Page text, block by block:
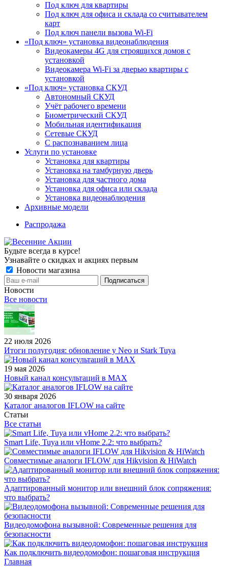
Под ключ для квартиры
Под ключ для офиса и склада со считывателем
карт
Под ключ панели вызова Wi-Fi
«Под ключ» установка видеонаблюдения
Видеокамеры 4G для строящихся домов с
установкой
Видеокамера Wi-Fi за дверью квартиры с
установкой
«Под ключ» установка СКУД
Автономный СКУД
Учёт рабочего времени
Биометрический СКУД
Мобильная идентификация
Сетевые СКУД
С распознаванием лица
Услуги по установке
Установка для квартиры
Установка на тамбурную дверь
Установка для частного дома
Установка для офиса или склада
Установка видеонаблюдения
Архивные модели
Распродажа
Будьте всегда в курсе!
Узнавайте о скидках и акциях первым
Новости магазина
Новости
Все новости
22 июля 2026
Итоги полугодия: обновление у Neo и Stark Tuya
19 мая 2026
Новый канал консультаций в MAX
30 января 2026
Каталог аналогов IFLOW на сайте
Статьи
Все статьи
Smart Life, Tuya или vHome 2.2: что выбрать?
Совместимые аналоги IFLOW для Hikvision & HiWatch
Адаптированный монитор или внешний блок сопряжения:
что выбрать?
Видеодомофона вызывной: Современные решения для
безопасности
Как подключить видеодомофон: пошаговая инструкция
Главная